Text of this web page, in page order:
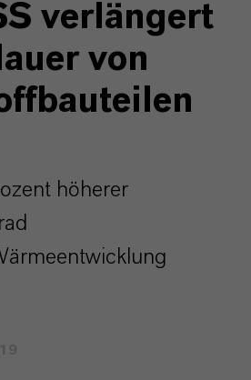
verlängert
von
höherer